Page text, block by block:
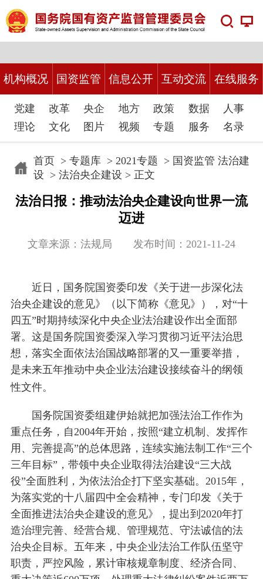
机构概况 国资监管 信息公开 互动交流 在线服务
党建 改革 央企 地方 政策 数据
人事
理论
文化 图片 视频 专题 服务 名录
首页 > 专题库> 2021专题 > 国资监管 法治建
设 > 法治央企建设 > 正文
法治日报：推动法治央企建设向世界一流
迈进
文章来源：法规局 发布时间：2021-11-24
近日，国务院国资委印发《关于进一步深化法
治央企建设的意见》（以下简称《意见》），对“十
四五”时期持续深化中央企业法治建设作出全面部
署。这是国务院国资委深入学习贯彻习近平法治思
想，落实全面依法治国战略部署的又一重要举措，
是未来五年推动中央企业法治建设接续奋斗的纲领
性文件。
国务院国资委组建伊始就把加强法治工作作为
重点任务，自2004年开始，按照“建立机制、发挥作
用、完善提高”的总体思路，连续实施法制工作“三个
三年目标”，带领中央企业取得法治建设“三大战
役”全面胜利，为依法治企打下坚实基础。2015年，
为落实党的十八届四中全会精神，专门印发《关于
全面推进法治央企建设的意见》，提出到2020年打
造治理完善、经营合规、管理规范、守法诚信的法
治央企目标。五年来，中央企业法治工作队伍坚守
职责，严控风险，累计审核规章制度、经济合同、